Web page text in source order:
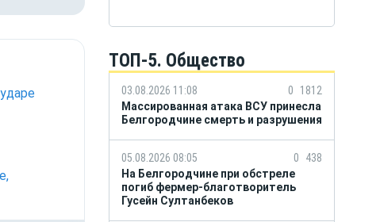
ТОП-5. Общество
03.08.2026 11:08 0
1812
Массированная атака ВСУ принесла
Белгородчине смерть и разрушения
05.08.2026 08:05 0
438
На Белгородчине при обстреле
погиб фермер-благотворитель
Гусейн Султанбеков